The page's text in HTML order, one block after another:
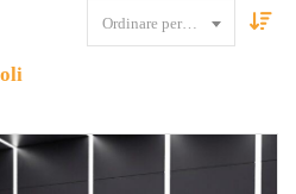
Ordinare per data